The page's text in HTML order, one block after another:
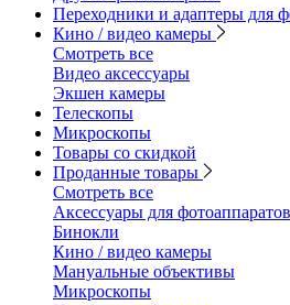
Переходники и адаптеры для
Кино / видео камеры
Смотреть все
Видео аксессуары
Экшен камеры
Телескопы
Микроскопы
Товары со скидкой
Проданные товары
Смотреть все
Аксессуары для
Бинокли
Кино / видео камеры
Мануальные объективы
Микроскопы